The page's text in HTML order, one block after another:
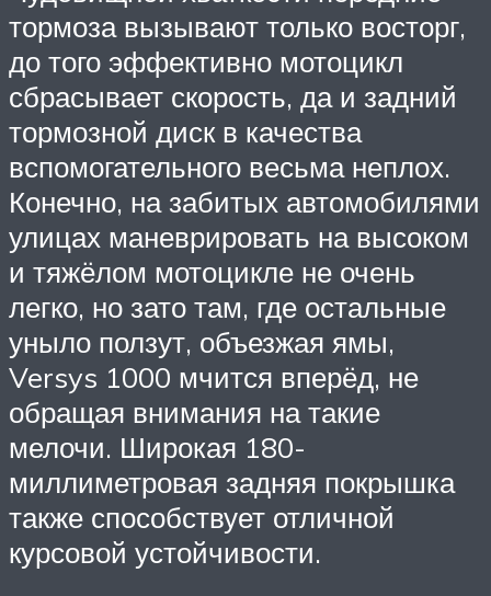
тормоза вызывают только восторг,
до того эффективно мотоцикл
сбрасывает скорость, да и задний
тормозной диск в качества
вспомогательного весьма неплох.
Конечно, на забитых автомобилями
улицах маневрировать на высоком
и тяжёлом мотоцикле не очень
легко, но зато там, где остальные
уныло ползут, объезжая ямы,
Versys 1000 мчится вперёд, не
обращая внимания на такие
мелочи. Широкая 180-
миллиметровая задняя покрышка
также способствует отличной
курсовой устойчивости.